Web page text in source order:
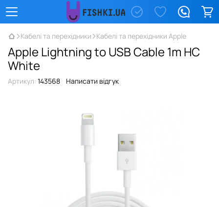
Кабелі та перехідники Кабелі та перехідники Apple
Apple Lightning to USB Cable 1m HC
White
Артикул: 143568 Написати відгук